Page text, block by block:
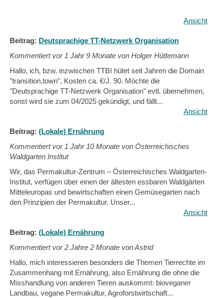
Ansicht
Beitrag: Deutsprachige TT-Netzwerk Organisation
Kommentiert vor 1 Jahr 9 Monate von Holger Hüttemann
Hallo, ich, bzw. inzwischen TTBI hütet seit Jahren die Domain
"transition.town", Kosten ca. €/J. 90. Möchte die
"Deutsprachige TT-Netzwerk Organisation" evtl. übernehmen,
sonst wird sie zum 04/2025 gekündigt, und fällt...
Ansicht
Beitrag: (Lokale) Ernährung
Kommentiert vor 1 Jahr 10 Monate von Österreichisches
Waldgarten Institut
Wir, das Permakultur-Zentrum – Österreichisches Waldgarten-
Institut, verfügen über einen der ältesten essbaren Waldgärten
Mitteleuropas und bewirtschaften einen Gemüsegarten nach
den Prinzipien der Permakultur. Unser...
Ansicht
Beitrag: (Lokale) Ernährung
Kommentiert vor2 Jahre 2 Monate von Astrid
Hallo, mich interessieren besonders die Themen Tierrechte im
Zusammenhang mit Ernährung, also Ernährung die ohne die
Misshandlung von anderen Tieren auskommt: bioveganer
Landbau, vegane Permakultur, Agroforstwirtschaft...